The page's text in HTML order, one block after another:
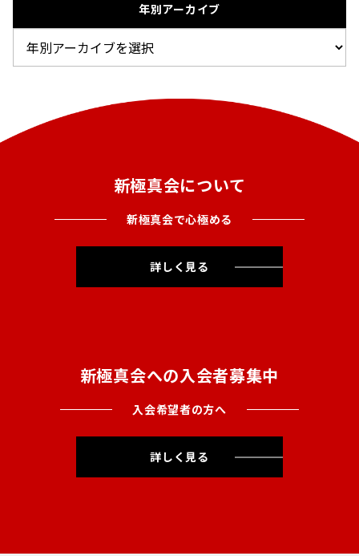
年別アーカイブ
新極真会について
新極真会で心極める
詳しく見る
新極真会への入会者募集中
入会希望者の方へ
詳しく見る